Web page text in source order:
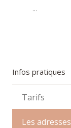
...
Infos pratiques
Tarifs
Les